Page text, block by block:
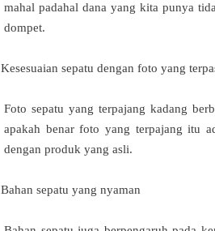
mahal padahal dana yang kita punya
dompet.
Kesesuaian sepatu dengan foto yang
Foto sepatu yang terpajang kadang
apakah benar foto yang terpajang itu
dengan produk yang asli.
Bahan sepatu yang nyaman